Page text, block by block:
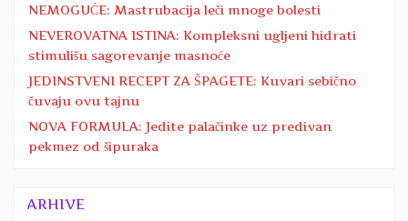
NEMOGUĆE: Mastrubacija leči mnoge bolesti
NEVEROVATNA ISTINA: Kompleksni ugljeni hidrati
stimulišu sagorevanje masnoće
JEDINSTVENI RECEPT ZA ŠPAGETE: Kuvari sebično
čuvaju ovu tajnu
NOVA FORMULA: Jedite palačinke uz predivan
pekmez od šipuraka
ARHIVE